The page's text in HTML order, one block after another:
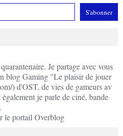
Je partage avec vous
blog Gaming "Le plaisir de jouer
) d'OST, de vies de gameurs av
je parle de ciné, bande
le portail Overblog